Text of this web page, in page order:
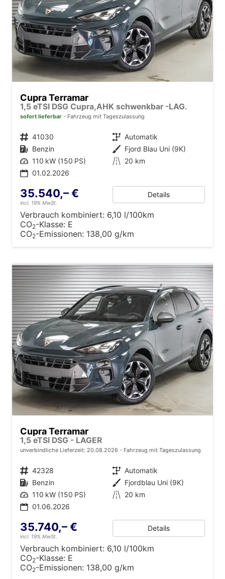
Cupra Terramar
1,5 eTSI DSG Cupra,AHK schwenkbar -LAG.
sofort lieferbar Fahrzeug mit Tageszulassung
Fahrzeugnr. 41030 Getriebe Automatik
Kraftstoff Benzin Außenfarbe Fjord Blau Uni (9K)
Leistung 110 kW (150 PS) Kilometerstand 20 km
01.02.2026
35.540,– €
incl. 19% MwSt.
Details
Verbrauch kombiniert: 6,10 l/100km
CO2-Klasse: E
CO2-Emissionen: 138,00 g/km
Cupra Terramar
1,5 eTSI DSG - LAGER
unverbindliche Lieferzeit: 20.08.2026 Fahrzeug mit Tageszulassung
Fahrzeugnr. 42328 Getriebe Automatik
Kraftstoff Benzin Außenfarbe Fjordblau Uni (9K)
Leistung 110 kW (150 PS) Kilometerstand 20 km
01.06.2026
35.740,– €
incl. 19% MwSt.
Details
Verbrauch kombiniert: 6,10 l/100km
CO2-Klasse: E
CO2-Emissionen: 138,00 g/km